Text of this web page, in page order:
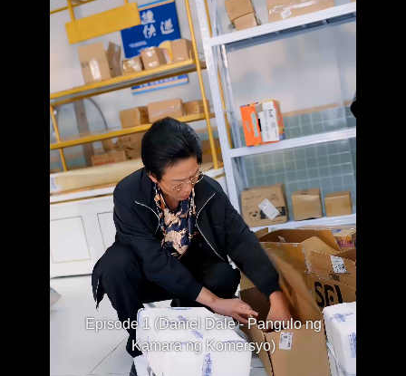
Episode 1 (Daniel Dale - Pangulo ng
Kamara ng Komersyo)